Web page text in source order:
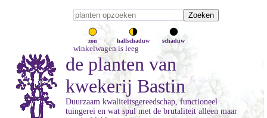
zon halfschaduw schaduw
winkelwagen is leeg
de planten van
kwekerij Bastin
Duurzaam kwaliteitsgereedschap, functioneel
tuingerei en wat spul met de brutaliteit alleen maar